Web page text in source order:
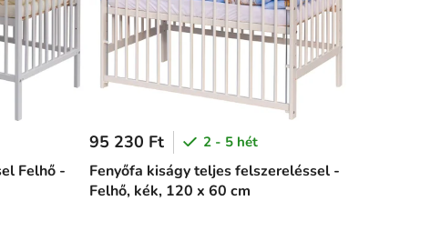
Felhő -
Fenyőfa kiságy teljes felszereléssel -
Felhő, kék, 120 x 60 cm
95 230 Ft 2 - 5 hét